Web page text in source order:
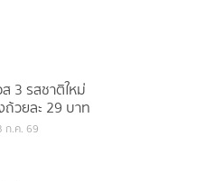
3 รสชาติใหม่
ถ้วยละ 29 บาท
ก.ค. 69